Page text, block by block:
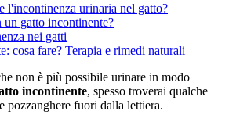
l'incontinenza urinaria nel gatto?
un gatto incontinente?
nei gatti
cosa fare? Terapia e rimedi naturali
non è più possibile urinare in modo
incontinente, spesso troverai qualche
pozzanghere fuori dalla lettiera.